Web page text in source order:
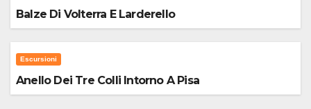
Balze Di Volterra E Larderello
Escursioni
Anello Dei Tre Colli Intorno A Pisa